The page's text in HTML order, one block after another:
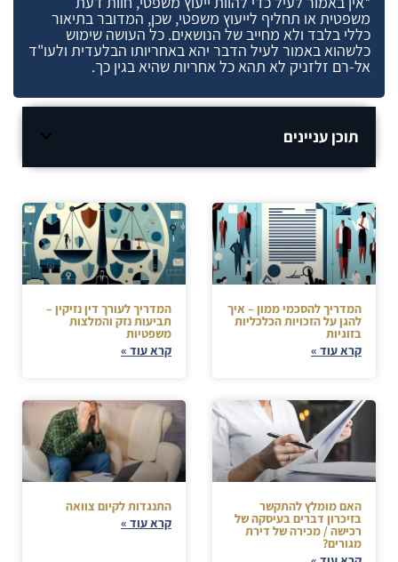
משפטית או תחליף לייעוץ משפטי, שכן, המדובר בתיאור
כללי בלבד ולא מחייב של הנושאים. כל העושה שימוש
כלשהוא באמור לעיל הדבר יהא באחריותו הבלעדית ולעו"ד
אל-רם זלזניק לא תהא כל אחריות שהיא בגין כך.
תוכן עניינים
המדריך להסכמי ממון – איך
להגן על הזכויות הכלכליות
בזוגיות
קרא עוד »
המדריך לעורך דין נזיקין –
תביעות נזק והמלצות
משפטיות
קרא עוד »
האם מומלץ להתקשר
בזיכרון דברים בעיסקה של
רכישה / מכירה של דירת
מגורים?
התנגדות לקיום צוואה
קרא עוד »